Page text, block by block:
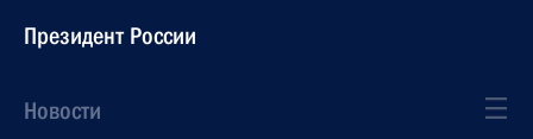
Президент России
Новости